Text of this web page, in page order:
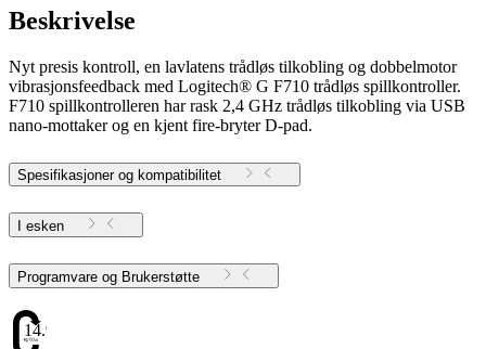
Beskrivelse
Nyt presis kontroll, en lavlatens trådløs tilkobling og dobbelmotor
vibrasjonsfeedback med Logitech® G F710 trådløs spillkontroller.
F710 spillkontrolleren har rask 2,4 GHz trådløs tilkobling via USB
nano-mottaker og en kjent fire-bryter D-pad.
Spesifikasjoner og kompatibilitet
I esken
Programvare og Brukerstøtte
14.972